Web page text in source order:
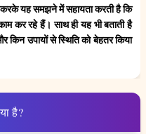
यह समझने में सहायता करती है कि
कर रहे हैं। साथ ही यह भी बताती है
उपायों से स्थिति को बेहतर किया
है?